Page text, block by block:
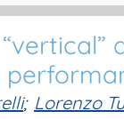
; Lorenzo